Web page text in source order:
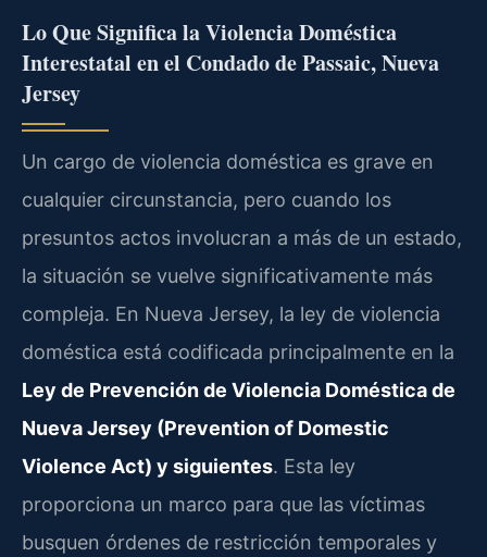
Lo Que Significa la Violencia Doméstica
Interestatal en el Condado de Passaic, Nueva
Jersey
Un cargo de violencia doméstica es grave en
cualquier circunstancia, pero cuando los
presuntos actos involucran a más de un estado,
la situación se vuelve significativamente más
compleja. En Nueva Jersey, la ley de violencia
doméstica está codificada principalmente en la
Ley de Prevención de Violencia Doméstica de
Nueva Jersey (Prevention of Domestic
Violence Act) y siguientes. Esta ley
proporciona un marco para que las víctimas
busquen órdenes de restricción temporales y